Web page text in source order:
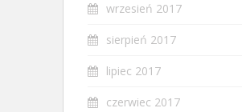
wrzesień 2017
sierpień 2017
lipiec 2017
czerwiec 2017